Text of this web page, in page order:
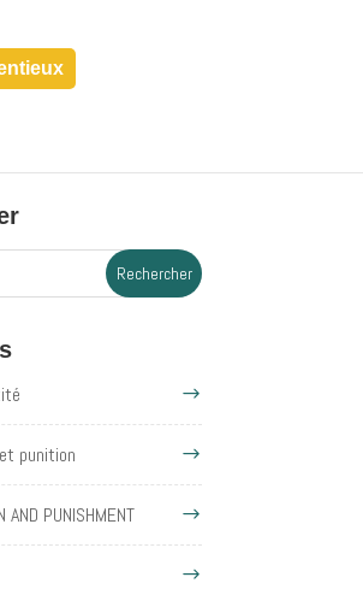
punition
AND PUNISHMENT